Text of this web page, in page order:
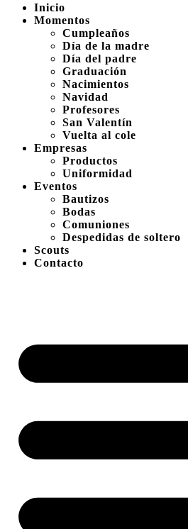
Inicio
Momentos
Cumpleaños
Día de la madre
Día del padre
Graduación
Nacimientos
Navidad
Profesores
San Valentín
Vuelta al cole
Empresas
Productos
Uniformidad
Eventos
Bautizos
Bodas
Comuniones
Despedidas de soltero
Scouts
Contacto